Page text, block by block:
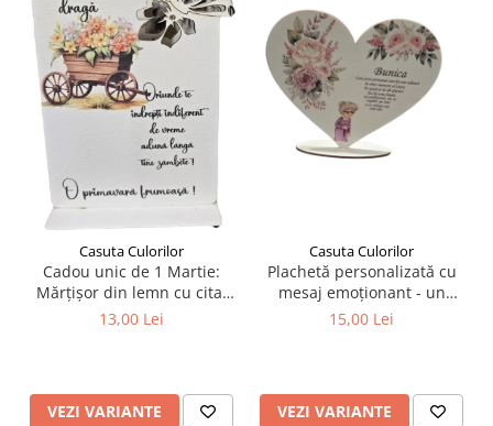
Casuta Culorilor
Cadou unic de 1 Martie:
Mărțișor din lemn cu citat
despre prietenie
13,00 Lei
VEZI VARIANTE
Casuta Culorilor
Plachetă personalizată cu
mesaj emoționant - un
cadou unic și memorabil
15,00 Lei
VEZI VARIANTE